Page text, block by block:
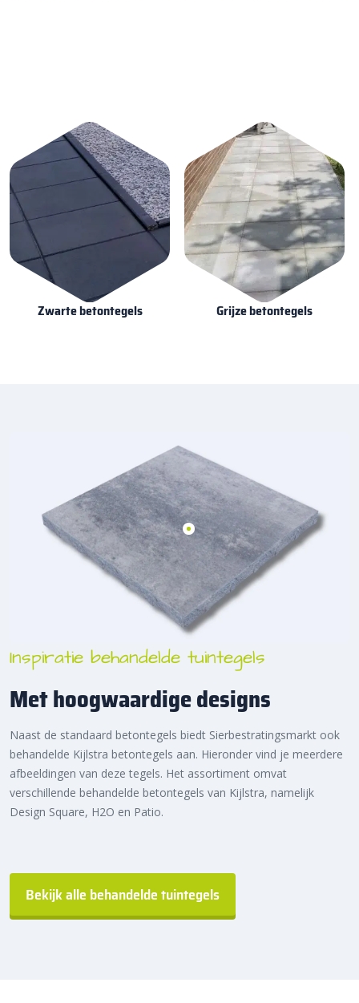
Zwarte betontegels Grijze betontegels
Inspiratie behandelde tuintegels
Met hoogwaardige designs
Naast de standaard betontegels biedt Sierbestratingsmarkt ook
behandelde Kijlstra betontegels aan. Hieronder vind je meerdere
afbeeldingen van deze tegels. Het assortiment omvat
verschillende behandelde betontegels van Kijlstra, namelijk
Design Square, H2O en Patio.
Bekijk alle behandelde tuintegels